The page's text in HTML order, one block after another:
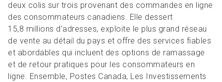
deux colis sur trois provenant des commandes en ligne
des consommateurs canadiens. Elle dessert
15,8 millions d’adresses, exploite le plus grand réseau
de vente au détail du pays et offre des services fiables
et abordables qui incluent des options de ramassage
et de retour pratiques pour les consommateurs en
ligne. Ensemble, Postes Canada, Les Investissements